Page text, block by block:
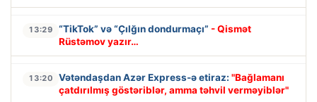
13:29 “TikTok” və “Çılğın dondurmaçı” - Qismət
Rüstəmov yazır…
13:20 Vətəndaşdan Azər Express-ə etiraz: "Bağlamanı
çatdırılmış göstəriblər, amma təhvil verməyiblər"